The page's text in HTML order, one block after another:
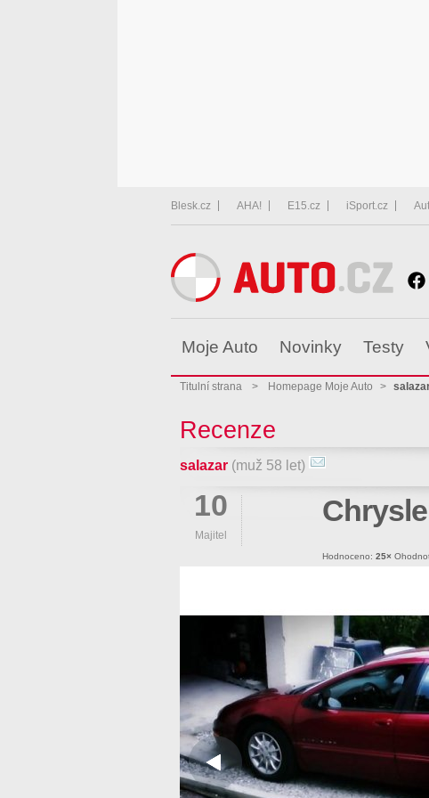
Blesk.cz AHA! E15.cz iSport.cz
Moje Auto Novinky Testy
Titulní strana > Homepage Moje Auto >
Recenze
salazar (muž 58 let)
10
Majitel
Hodnoceno: 25×